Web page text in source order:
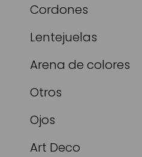
Cordones
Lentejuelas
Arena de colores
Otros
Ojos
Art Deco